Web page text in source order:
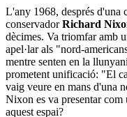
L'any 1968, després d'una
conservadorRichard
dècimes. Va triomfar amb
apel·lar als "nord-
mentre senten en la
prometent unificació: "El
vaig veure en mans d'una
Nixon es va presentar com
aquest espai?